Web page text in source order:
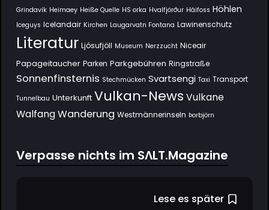
Grindavík Heimaey Heiße Quelle HS orka Hvalfjörður Háifoss Höhlen
Iceguys Icelandair Kirchen Laugarvatn Fontana Lawinenschutz
Literatur Ljósufjöll Museum Nerzzucht Niceair
Papageitaucher Parken Parkgebühren Ringstraße
Sonnenfinsternis Stechmücken Svartsengi Taxi Transport
Tunnelbau Unterkunft Vulkan-News Vulkane
Walfang Wanderung Westmännerinseln Þorbjörn
Verpasse nichts im SΛLT.Magazine
Lese es später